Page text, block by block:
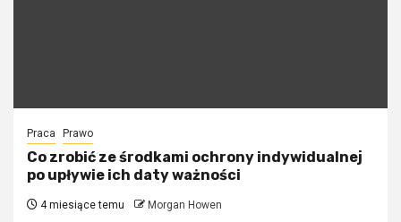
Praca Prawo
Co zrobić ze środkami ochrony indywidualnej
po upływie ich daty ważności
4 miesiące temu Morgan Howen